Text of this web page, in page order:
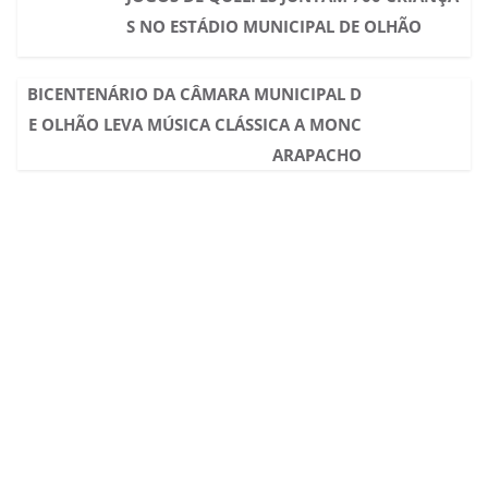
S NO ESTÁDIO MUNICIPAL DE OLHÃO
BICENTENÁRIO DA CÂMARA MUNICIPAL D
E OLHÃO LEVA MÚSICA CLÁSSICA A MONC
ARAPACHO